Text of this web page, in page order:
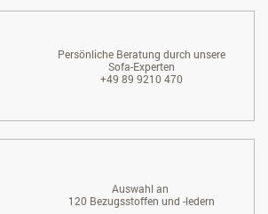
Persönliche Beratung durch unsere
Sofa-Experten
+49 89 9210 470
Auswahl an
120 Bezugsstoffen und -ledern